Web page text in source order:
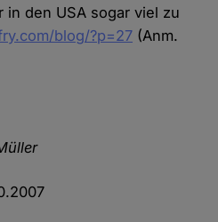
den USA sogar viel zu
blog/?p=27 (Anm.